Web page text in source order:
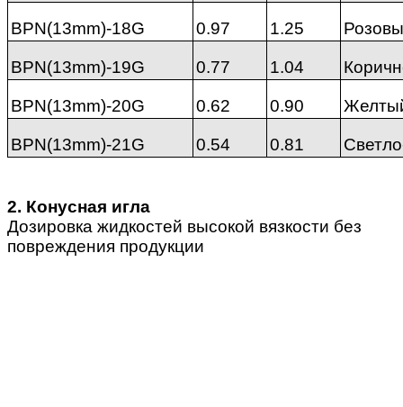
BPN(13mm)-18G 0.97 1.25
BPN(13mm)-19G 0.77 1.04
BPN(13mm)-20G 0.62 0.90
BPN(13mm)-21G 0.54 0.81
2. Конусная игла
Дозировка жидкостей высокой вязкости без
повреждения продукции